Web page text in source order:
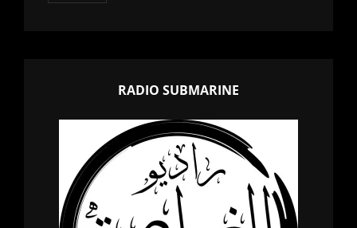
RADIO SUBMARINE